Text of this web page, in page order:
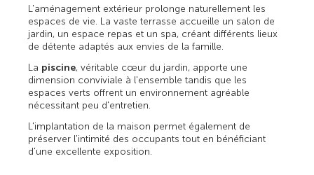
L'aménagement extérieur prolonge naturellement les
espaces de vie. La vaste terrasse accueille un salon de
jardin, un espace repas et un spa, créant différents lieux
de détente adaptés aux envies de la famille.
La piscine, véritable cœur du jardin, apporte une
dimension conviviale à l'ensemble tandis que les
espaces verts offrent un environnement agréable
nécessitant peu d'entretien.
L'implantation de la maison permet également de
préserver l'intimité des occupants tout en bénéficiant
d'une excellente exposition.